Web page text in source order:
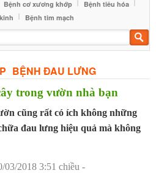
Bệnh cơ xương khớp
Bệnh tiêu hóa
Bệnh tim mạch
Tìm
BỆNH ĐAU LƯNG
trong vườn nhà bạn
cũng rất có ích không những
đau lưng hiệu quả mà không
03/2018 3:51 chiều -